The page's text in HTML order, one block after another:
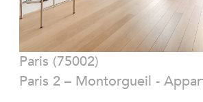
Paris (75002)
Paris 2 – Montorgueil -